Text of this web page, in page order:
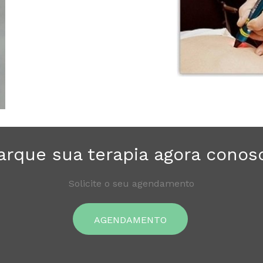
sua terapia agora
Solicite o seu agendamento
AGENDAMENTO